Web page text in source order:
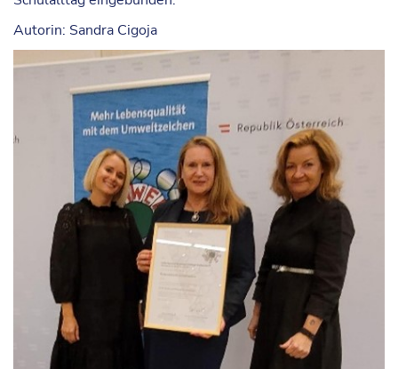
Autorin: Sandra Cigoja